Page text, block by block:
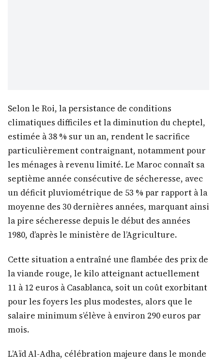
Selon le Roi, la persistance de conditions
climatiques difficiles et la diminution du cheptel,
estimée à 38 % sur un an, rendent le sacrifice
particulièrement contraignant, notamment pour
les ménages à revenu limité. Le Maroc connaît sa
septième année consécutive de sécheresse, avec
un déficit pluviométrique de 53 % par rapport à la
moyenne des 30 dernières années, marquant ainsi
la pire sécheresse depuis le début des années
1980, d’après le ministère de l’Agriculture.
Cette situation a entraîné une flambée des prix de
la viande rouge, le kilo atteignant actuellement
11 à 12 euros à Casablanca, soit un coût exorbitant
pour les foyers les plus modestes, alors que le
salaire minimum s’élève à environ 290 euros par
mois.
L’Aïd Al-Adha, célébration majeure dans le monde